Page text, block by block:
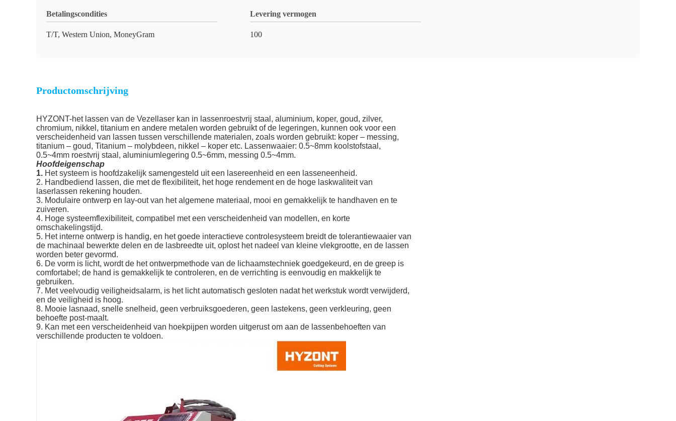
Betalingscondities
T/T, Western Union, MoneyGram
Levering vermogen
100
Productomschrijving
HYZONT-het lassen van de Vezellaser kan in lassenroestvrij staal, aluminium, koper, goud, zilver,
chromium, nikkel, titanium en andere metalen worden gebruikt of de legeringen, kunnen ook voor een
verscheidenheid van lassen tussen verschillende materialen, zoals worden gebruikt: koper – messing,
titanium – goud, Titanium – molybdeen, nikkel – koper etc. Lassenwaaier: 0.5~8mm koolstofstaal,
0.5~4mm roestvrij staal, aluminiumlegering 0.5~6mm, messing 0.5~4mm.
Hoofdeigenschap
1. Het systeem is hoofdzakelijk samengesteld uit een lasereenheid en een lasseneenheid.
2. Handbediend lassen, die met de flexibiliteit, het hoge rendement en de hoge laskwaliteit van
laserlassen rekening houden.
3. Modulaire ontwerp en lay-out van het algemene materiaal, mooi en gemakkelijk te handhaven en te
zuiveren.
4. Hoge systeemflexibiliteit, compatibel met een verscheidenheid van modellen, en korte
omschakelingstijd.
5. Het interne ontwerp is handig, en het goede interactieve controlesysteem breidt de tolerantiewaaier van
de machinaal bewerkte delen en de lasbreedte uit, oplost het nadeel van kleine vlekgrootte, en de lassen
worden beter gevormd.
6. De vorm is licht, wordt de het ontwerpmethode van de lichaamstechniek goedgekeurd, en de greep is
comfortabel; de hand is gemakkelijk te controleren, en de verrichting is eenvoudig en makkelijk te
gebruiken.
7. Met veelvoudig veiligheidsalarm, is het licht automatisch gesloten nadat het werkstuk wordt verwijderd,
en de veiligheid is hoog.
8. Mooie lasnaad, snelle snelheid, geen verbruiksgoederen, geen lastekens, geen verkleuring, geen
behoefte post-maalt.
9. Kan met een verscheidenheid van hoekpijpen worden uitgerust om aan de lassenbehoeften van
verschillende producten te voldoen.